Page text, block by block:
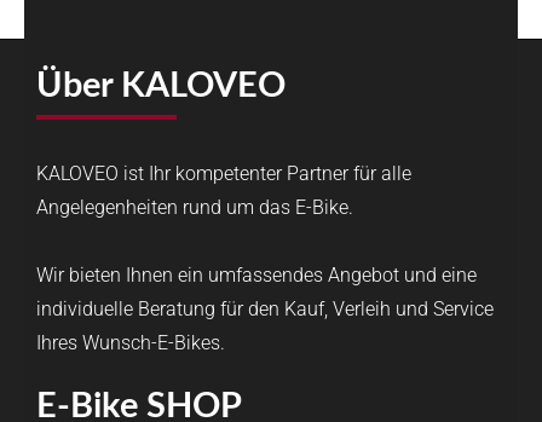
Über KALOVEO
KALOVEO ist Ihr kompetenter Partner für alle
Angelegenheiten rund um das E-Bike.
Wir bieten Ihnen ein umfassendes Angebot und eine
individuelle Beratung für den Kauf, Verleih und Service
Ihres Wunsch-E-Bikes.
E-Bike SHOP